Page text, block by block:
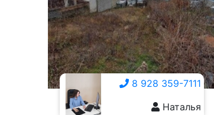
8 928 359-7111
Наталья
8 928 359-7111